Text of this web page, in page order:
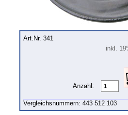
Art.Nr. 341
inkl.
Anzahl:
Vergleichsnummern: 443 512 103